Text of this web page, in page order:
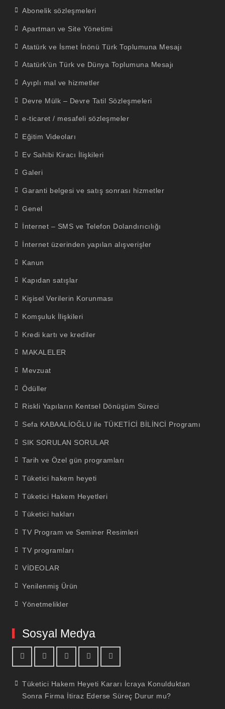
Abonelik sözleşmeleri
Apartman ve Site Yönetimi
Atatürk ve İsmet İnönü Türk Toplumuna Mesajı
Atatürk'ün Türk ve Dünya Toplumuna Mesajı
Ayıplı mal ve hizmetler
Devre Mülk – Devre Tatil Sözleşmeleri
e-ticaret / mesafeli sözleşmeler
Eğitim Videoları
Ev Sahibi Kiracı İlişkileri
Galeri
Garanti belgesi ve satış sonrası hizmetler
Genel
İnternet – SMS ve Telefon Dolandırıcılığı
İnternet üzerinden yapılan alışverişler
Kanun
Kapıdan satışlar
Kişisel Verilerin Korunması
Komşuluk İlişkileri
Kredi kartı ve krediler
MAKALELER
Mevzuat
Ödüller
Riskli Yapıların Kentsel Dönüşüm Süreci
Sefa KABAALİOĞLU ile TÜKETİCİ BİLİNCİ Programı
SIK SORULAN SORULAR
Tarih ve Özel gün programları
Tüketici hakem heyeti
Tüketici Hakem Heyetleri
Tüketici hakları
TV Program ve Seminer Resimleri
TV programları
VİDEOLAR
Yenilenmiş Ürün
Yönetmelikler
Sosyal Medya
facebookyoutube linkedin twitter İnstagram
Tüketici Hakem Heyeti Kararı İcraya Konulduktan
Sonra Firma İtiraz Ederse Süreç Durur mu?